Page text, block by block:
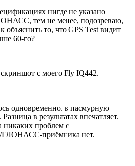
нигде не указано
тем не менее, подозреваю,
объяснить то, что GPS Test видит
60-го?
с моего Fly IQ442.
одновременно, в пасмурную
в результатах впечатляет.
никаких проблем с
ГЛОНАСС-приёмника нет.